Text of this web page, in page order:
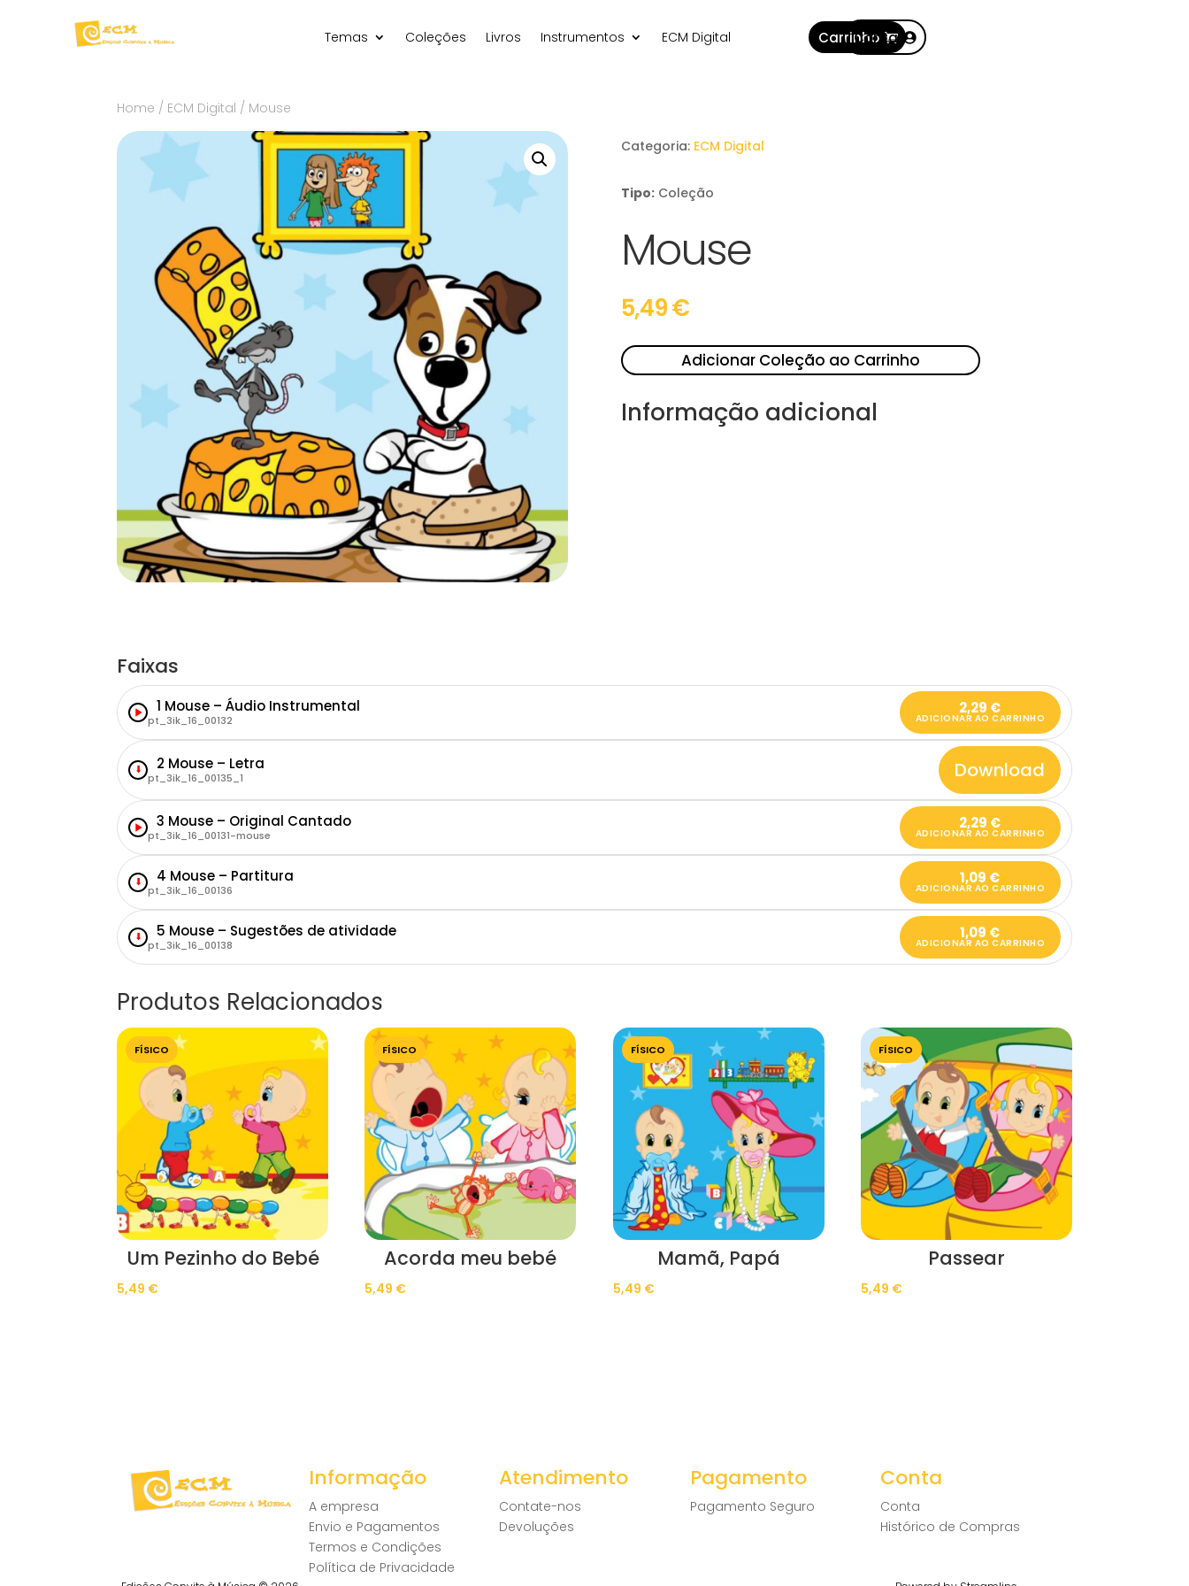
Temas Coleções Livros Instrumentos ECM Digital Carrinho
Conta
Home / ECM Digital / Mouse
Categoria: ECM Digital
Tipo: Coleção
Mouse
5,49€
Adicionar Coleção ao Carrinho
Informação adicional
Faixas
1 Mouse – Áudio Instrumental
pt_3ik_16_00132
2,29 €
ADICIONAR AO CARRINHO
⬇ 2 Mouse – Letra
pt_3ik_16_00135_1 Download
3 Mouse – Original Cantado
pt_3ik_16_00131-mouse
2,29 €
ADICIONAR AO CARRINHO
⬇ 4 Mouse – Partitura
pt_3ik_16_00136
1,09 €
ADICIONAR AO CARRINHO
⬇ 5 Mouse – Sugestões de atividade
pt_3ik_16_00138
1,09 €
ADICIONAR AO CARRINHO
Produtos Relacionados
FÍSICO
Um Pezinho do Bebé
5,49 €
FÍSICO
Acorda meu bebé
5,49 €
FÍSICO
Mamã, Papá
5,49 €
FÍSICO
Passear
5,49 €
Informação
A empresa
Envio e Pagamentos
Termos e Condições
Política de Privacidade
Atendimento
Contate-nos
Devoluções
Pagamento
Pagamento Seguro
Conta
Conta
Histórico de Compras